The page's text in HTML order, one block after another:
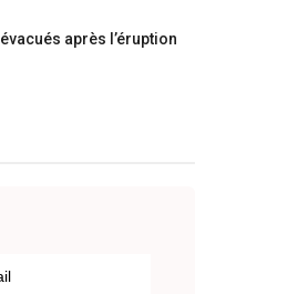
après l’éruption